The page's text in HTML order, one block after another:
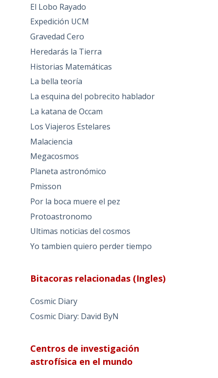
El Lobo Rayado
Expedición UCM
Gravedad Cero
Heredarás la Tierra
Historias Matemáticas
La bella teoría
La esquina del pobrecito hablador
La katana de Occam
Los Viajeros Estelares
Malaciencia
Megacosmos
Planeta astronómico
Pmisson
Por la boca muere el pez
Protoastronomo
Ultimas noticias del cosmos
Yo tambien quiero perder tiempo
Bitacoras relacionadas (Ingles)
Cosmic Diary
Cosmic Diary: David ByN
Centros de investigación
astrofísica en el mundo